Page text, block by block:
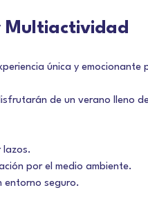
Multiactividad
única y emocionante
de un verano lleno
lazos.
por el medio ambiente.
entorno seguro.